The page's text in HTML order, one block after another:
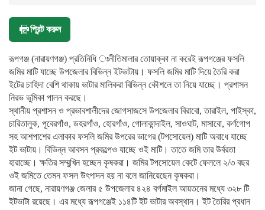
প্রিন্ট করুন
রূপগঞ্জ (নারায়ণগঞ্জ) প্রতিনিধি ঃনীতিমালার তোয়াক্কা না করেই রূপগঞ্জের ফসলি
জমির মাটি যাচ্ছে উপজেলার বিভিন্ন ইটভাটায়। ফসলি জমির মাটি দিয়ে তৈরি করা
ইটের চাহিদা বেশি থাকায় ভাটার মালিকরা বিভিন্ন কৌশলে তা নিয়ে যাচ্ছে। প্রশাসন
নিরভ ভুমিকা পালন করছে।
স্থানীয় প্রশাসন ও প্রভাবশালীদের জোগসাজসে উপজেলার বিরাবো, তারাইল, পাইস্কা,
চারিতালুক, পূবেরগাঁও, ডহরগাঁও, হোরগাঁও, গোলাকান্দাইল, সাওঘাট, মাসাবো, কর্ণগোপ
সহ আশপাশের এলাকার ফসলি জমির উপরের ভাগের (টপসোয়েল) মাটি অবাধে যাচ্ছে
ইট ভাটায়। বিভিন্ন আবসন প্রকল্পেও যাচ্ছে ওই মাটি। তাতে জমি তার উর্বরতা
হারাচ্ছে। ক্ষতির সম্মুখিন হচ্ছেন কৃষকরা। জমির টপসোয়েল কেটে ফেললে ২/৩ বছর
ওই জমিতে তেমন ফসল উৎপাদন হয় না বলে জানিয়েছেন কৃষকরা।
জানা গেছে, নারায়ণগঞ্জ জেলার ৫ উপজেলার ৪২৪ বর্গমাইল আয়তনের মধ্যে ৩২৮ টি
ইটভাটা রয়েছে। এর মধ্যে রূপগঞ্জেই ১১৪টি ইট ভাটার অবস্থান। ইট তৈরির প্রধান